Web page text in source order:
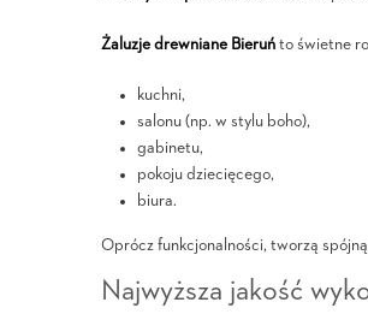
Żaluzje drewniane Bieruń to świetne
kuchni,
salonu (np. w stylu boho),
gabinetu,
pokoju dziecięcego,
biura.
Oprócz funkcjonalności, tworzą
Najwyższa jakość